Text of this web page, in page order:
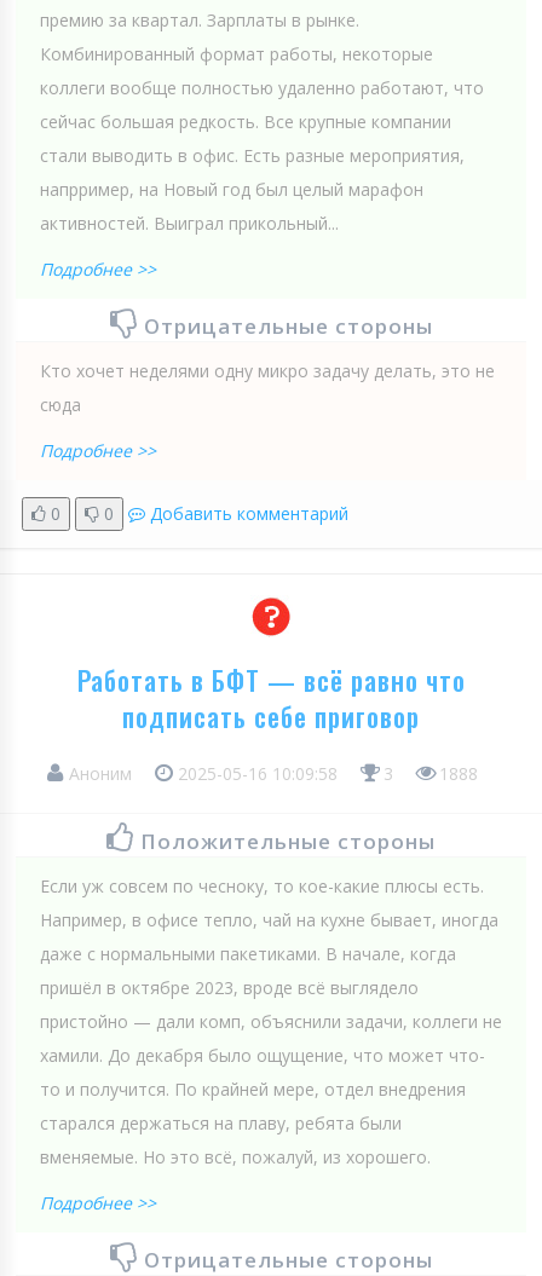
премию за квартал. Зарплаты в рынке.
Комбинированный формат работы, некоторые
коллеги вообще полностью удаленно работают, что
сейчас большая редкость. Все крупные компании
стали выводить в офис. Есть разные мероприятия,
напрример, на Новый год был целый марафон
активностей. Выиграл прикольный...
Подробнее >>
Отрицательные стороны
Кто хочет неделями одну микро задачу делать, это не
сюда
Подробнее >>
0 0 Добавить комментарий
Работать в БФТ — всё равно что
подписать себе приговор
Аноним 2025-05-16 10:09:58 3 1888
Положительные стороны
Если уж совсем по чесноку, то кое-какие плюсы есть.
Например, в офисе тепло, чай на кухне бывает, иногда
даже с нормальными пакетиками. В начале, когда
пришёл в октябре 2023, вроде всё выглядело
пристойно — дали комп, объяснили задачи, коллеги не
хамили. До декабря было ощущение, что может что-
то и получится. По крайней мере, отдел внедрения
старался держаться на плаву, ребята были
вменяемые. Но это всё, пожалуй, из хорошего.
Подробнее >>
Отрицательные стороны